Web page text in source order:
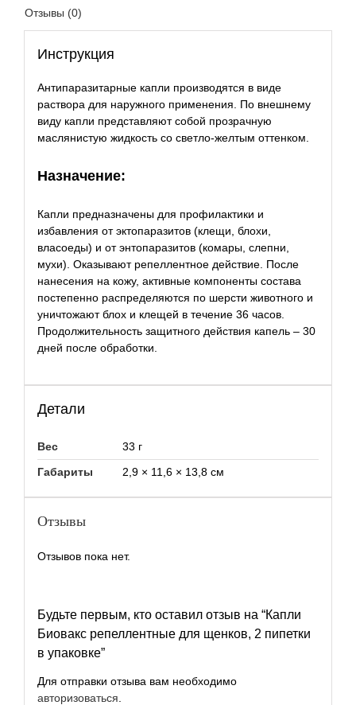
Отзывы (0)
Инструкция
Антипаразитарные капли производятся в виде
раствора для наружного применения. По внешнему
виду капли представляют собой прозрачную
маслянистую жидкость со светло-желтым оттенком.
Назначение:
Капли предназначены для профилактики и
избавления от эктопаразитов (клещи, блохи,
власоеды) и от энтопаразитов (комары, слепни,
мухи). Оказывают репеллентное действие. После
нанесения на кожу, активные компоненты состава
постепенно распределяются по шерсти животного и
уничтожают блох и клещей в течение 36 часов.
Продолжительность защитного действия капель – 30
дней после обработки.
Детали
Вес
33 г
Габариты
2,9 × 11,6 × 13,8 см
Отзывы
Отзывов пока нет.
Будьте первым, кто оставил отзыв на “Капли
Биовакс репеллентные для щенков, 2 пипетки
в упаковке”
Для отправки отзыва вам необходимо
авторизоваться